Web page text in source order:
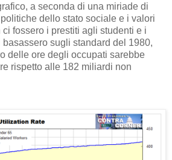
a seconda di una miriade di
dello stato sociale e i valori
fossero i prestiti agli studenti e i
sugli standard del 1980,
delle ore degli occupati sarebbe
rispetto alle 182 miliardi non